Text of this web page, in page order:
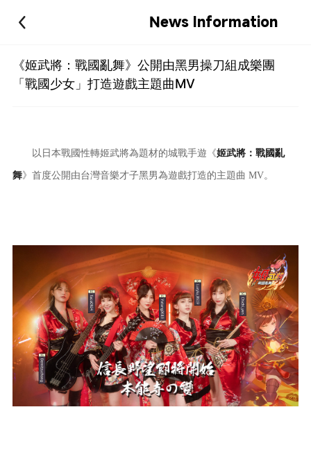
News Information
《姬武將：戰國亂舞》公開由黑男操刀組成樂團
「戰國少女」打造遊戲主題曲MV
以日本戰國性轉姬武將為題材的城戰手遊《姬武將：戰國亂
舞》首度公開 由台灣音樂才子黑男為遊戲打造的主題曲 MV。